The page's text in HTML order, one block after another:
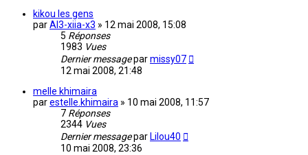
kikou les gens
parAl3-xiia-x3 » 12 mai 2008, 15:08
5 Réponses
1983 Vues
Dernier messageparmissy07
12 mai 2008, 21:48
melle khimaira
parestelle.khimaira » 10 mai 2008, 11:57
7 Réponses
2344 Vues
Dernier messagepar Lilou40
10 mai 2008, 23:36